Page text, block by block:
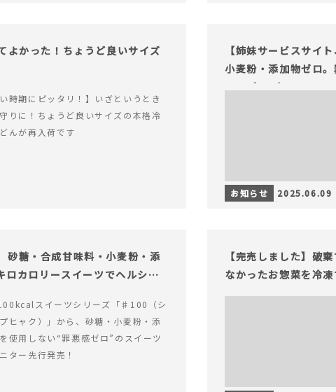
よかった！ちょうど良いサイズ
い時期にピッタリ！】いざというとき
りに！ちょうど良いサイズの本格冷
んが再入荷です
【姉妹サービスサイ
小麦粉・添加物ゼロ
ャープ100）』
お知らせ 2025.06.09
砂糖・合成甘味料・小麦粉・添
カロリースイーツでヘルシー
スイーツシリーズ「♯100（シ
ヒャク）」から、砂糖・小麦粉・添
使用しない“罪悪感ゼロ”のスイーツ
ター先行発売！
【完売しました】破
なかったお惣菜を冷